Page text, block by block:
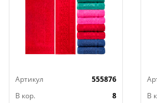
Артикул
555876
В кор.
8
В